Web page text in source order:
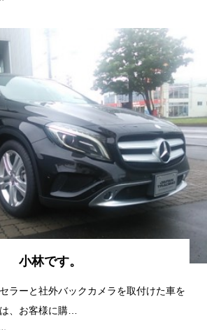
小林です。
ラーと社外バックカメラを取付けた車を
、お客様に購…